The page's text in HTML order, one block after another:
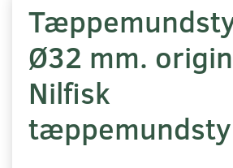
Ø32 mm.
Nilfisk